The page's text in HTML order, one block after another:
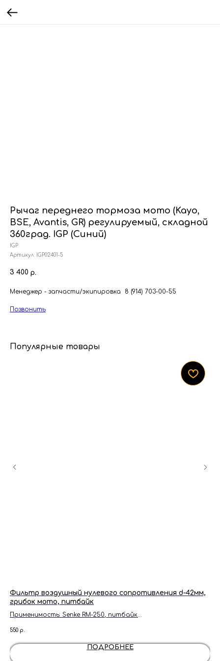
Рычаг переднего тормоза мото (Kayo,
BSE, Avantis, GR) регулируемый, складной
360град. IGP (Синий)
IGP
Артикул: IGP02401-5
3 400 р.
Менеджер - запчасти/экипировка 8 (914) 703-00-55
Позвонить
Популярные товары
Фильтр воздушный нулевого сопротивления d-42мм,
грибок мото, питбайк
Применимость: Senke RM-250, питбайк
550 р.
ПОДРОБНЕЕ